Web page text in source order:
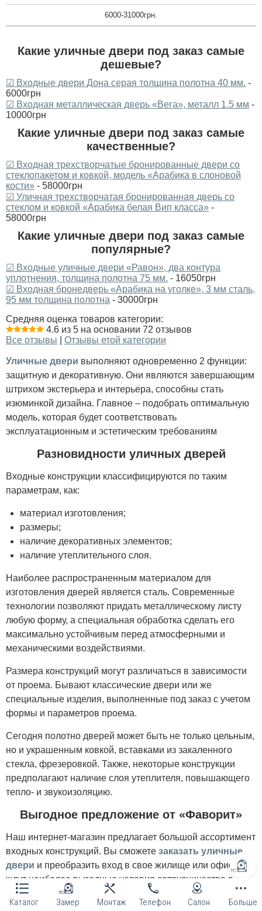
Каталог Замер Монтаж Телефон Салон Больше
6000-31000грн.
Какие уличные двери под заказ самые
дешевые?
☑ Входные двери Дона серая толщина полотна 40 мм. -
6000грн
☑ Входная металлическая дверь «Вега», металл 1.5 мм -
10000грн
Какие уличные двери под заказ самые
качественные?
☑ Входная трехстворчатые бронированные двери со
стеклопакетом и ковкой, модель «Арабика в слоновой
кости» - 58000грн
☑ Уличная трехстворчатая бронированная дверь со
стеклом и ковкой «Арабика белая Вип класса» -
58000грн
Какие уличные двери под заказ самые
популярные?
☑ Входные уличные двери «Равон», два контура
уплотнения, толщина полотна 75 мм. - 16050грн
☑ Входная бронедверь «Арабика на уголке», 3 мм сталь,
95 мм толщина полотна - 30000грн
Средняя оценка товаров категории:
4.6 из 5 на основании 72 отзывов
Все отзывы
Отзывы етой категории
Уличные двери выполняют одновременно 2 функции:
защитную и декоративную. Они являются завершающим
штрихом экстерьера и интерьера, способны стать
изюминкой дизайна. Главное – подобрать оптимальную
модель, которая будет соответствовать
эксплуатационным и эстетическим требованиям
Разновидности уличных дверей
Входные конструкции классифицируются по таким
параметрам, как:
материал изготовления;
размеры;
наличие декоративных элементов;
наличие утеплительного слоя.
Наиболее распространенным материалом для
изготовления дверей является сталь. Современные
технологии позволяют придать металлическому листу
любую форму, а специальная обработка сделать его
максимально устойчивым перед атмосферными и
механическими воздействиями.
Размера конструкций могут различаться в зависимости
от проема. Бывают классические двери или же
специальные изделия, выполненные под заказ с учетом
формы и параметров проема.
Сегодня полотно дверей может быть не только цельным,
но и украшенным ковкой, вставками из закаленного
стекла, фрезеровкой. Также, некоторые конструкции
предполагают наличие слоя утеплителя, повышающего
тепло- и звукоизоляцию.
Выгодное предложение от «Фаворит»
Наш интернет-магазин предлагает большой ассортимент
входных конструкций. Вы сможете заказать уличные
двери и преобразить вход в свое жилище или офис. Вас
ждут наиболее выгодные условия сотрудничества в
Киеве,
включающие оперативную доставку.